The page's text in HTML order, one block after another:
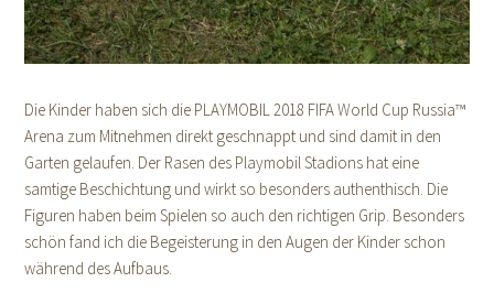
Die Kinder haben sich die PLAYMOBIL 2018 FIFA World Cup Russia™
Arena zum Mitnehmen direkt geschnappt und sind damit in den
Garten gelaufen. Der Rasen des Playmobil Stadions hat eine
samtige Beschichtung und wirkt so besonders authenthisch. Die
Figuren haben beim Spielen so auch den richtigen Grip. Besonders
schön fand ich die Begeisterung in den Augen der Kinder schon
während des Aufbaus.